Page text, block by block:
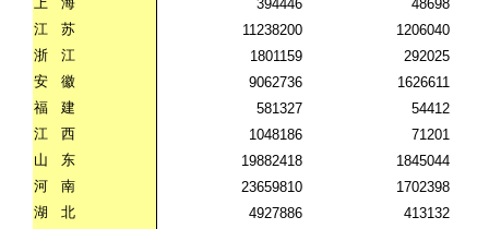
394446
48698
江
苏 11238200
1206040
浙
江 1801159
292025
安
徽 9062736
1626611
福
建 581327
54412
江
西 1048186
71201
山
东 19882418
1845044
河
南 23659810
1702398
湖
北 4927886
413132